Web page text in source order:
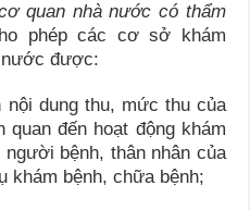
quan nhà nước có thẩm
phép các cơ sở khám
nước được:
dung thu, mức thu của
đến hoạt động khám
bệnh, thân nhân của
khám bệnh, chữa bệnh;